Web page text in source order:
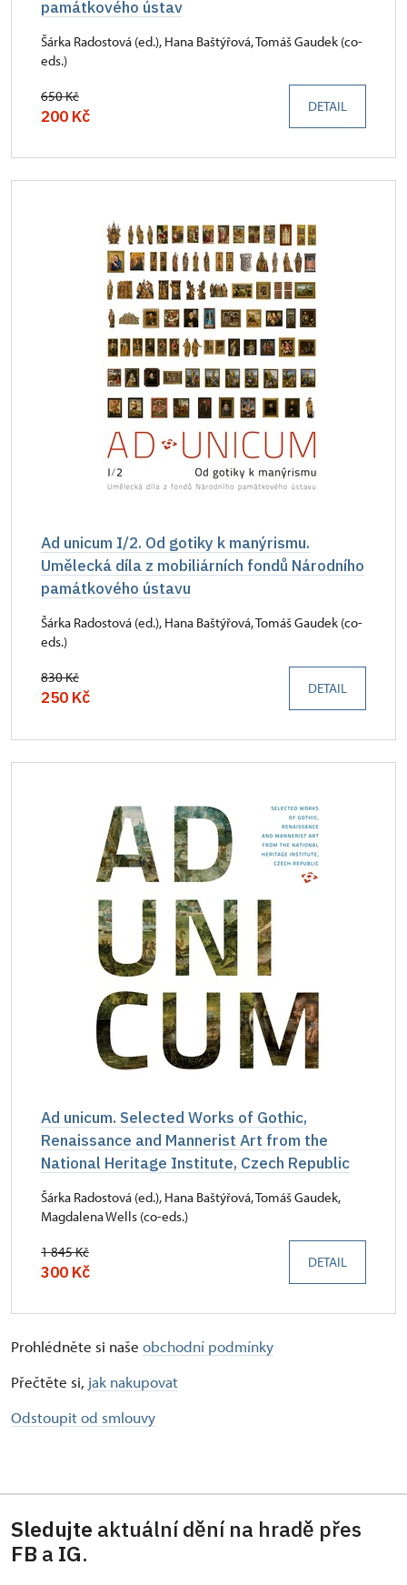
památkového ústav
Šárka Radostová (ed.), Hana Baštýřová, Tomáš Gaudek (co-
eds.)
650 Kč
200 Kč DETAIL
Ad unicum I/2. Od gotiky k manýrismu.
Umělecká díla z mobiliárních fondů Národního
památkového ústavu
Šárka Radostová (ed.), Hana Baštýřová, Tomáš Gaudek (co-
eds.)
830 Kč
250 Kč DETAIL
Ad unicum. Selected Works of Gothic,
Renaissance and Mannerist Art from the
National Heritage Institute, Czech Republic
Šárka Radostová (ed.), Hana Baštýřová, Tomáš Gaudek,
Magdalena Wells (co-eds.)
1 845 Kč
300 Kč DETAIL
Prohlédněte si naše obchodní podmínky
Přečtěte si, jak nakupovat
Odstoupit od smlouvy
Sledujte aktuální dění na hradě přes
FB a IG.